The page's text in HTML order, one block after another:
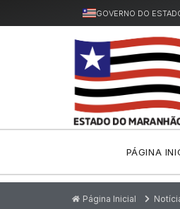
GOVERNO DO
PÁGINA
Página Inicial